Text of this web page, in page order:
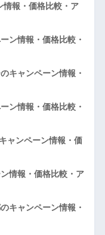
報・価格比較・ア
ン情報・価格比較・
ャンペーン情報・
ン情報・価格比較・
ャンペーン情報・価
情報・価格比較・ア
キャンペーン情報・